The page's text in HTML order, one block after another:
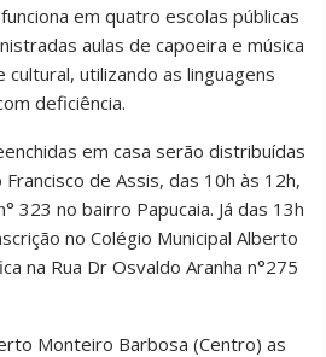
em quatro escolas públicas
aulas de capoeira e música
utilizando as linguagens
deficiência.
em casa serão distribuídas
de Assis, das 10h às 12h,
323 no bairro Papucaia. Já das 13h
no Colégio Municipal Alberto
na Rua Dr Osvaldo Aranha n°275
Monteiro Barbosa (Centro) as